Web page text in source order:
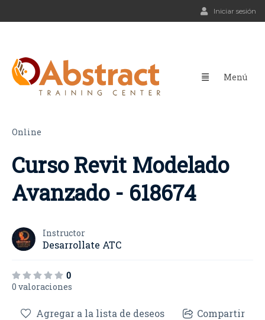
Iniciar sesión
Online
Curso Revit Modelado
Avanzado - 618674
Instructor
Desarrollate ATC
0
0 valoraciones
Agregar a la lista de deseos Compartir